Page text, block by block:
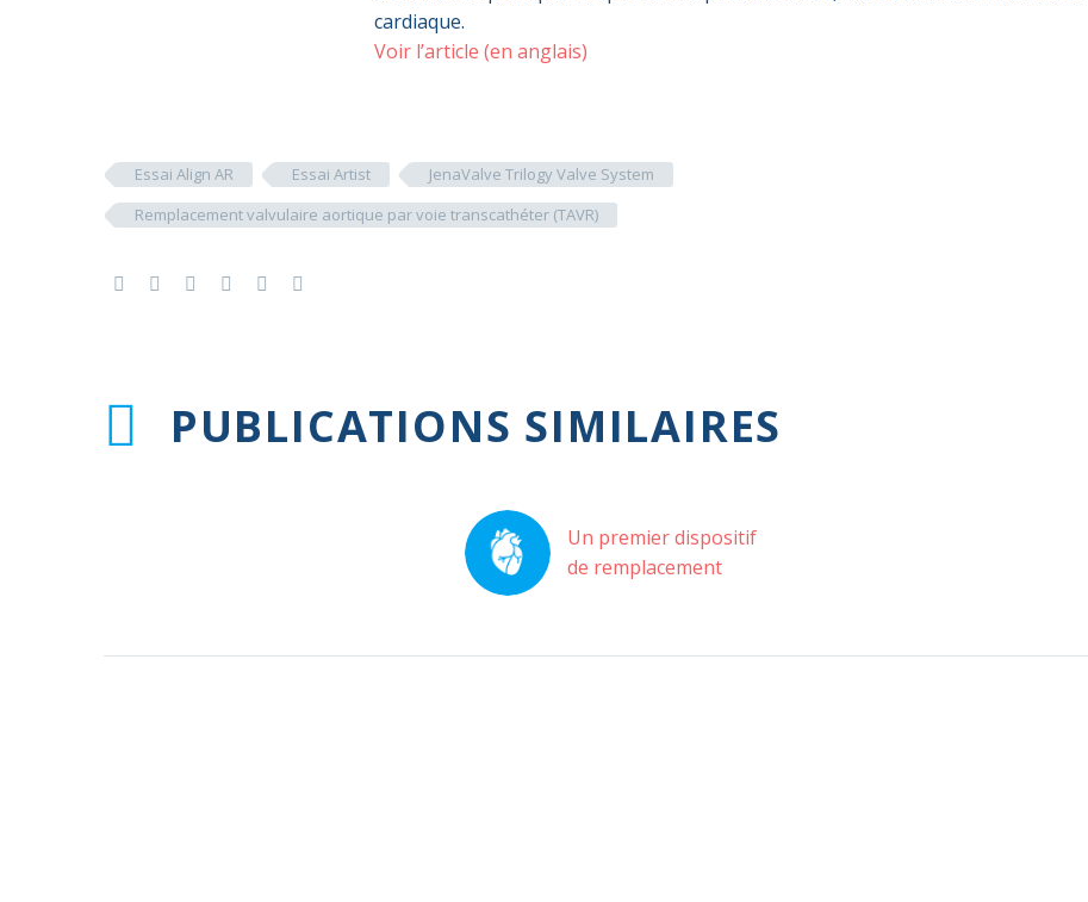
cardiaque.
Voir l’article (en anglais)
Essai Align AR Essai Artist
JenaValve Trilogy Valve System
Remplacement valvulaire aortique par voie transcathéter (TAVR)
PUBLICATIONS SIMILAIRES
Un premier dispositif
de remplacement
(TAVR) à l’essai